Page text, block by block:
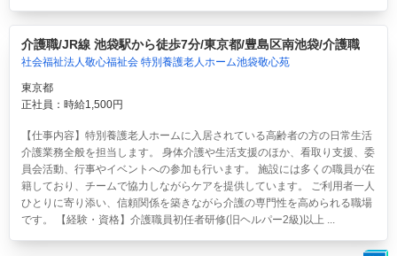
介護職/JR線 池袋駅から徒歩7分/東京都/豊島区南池袋/介護職
社会福祉法人敬心福祉会 特別養護老人ホーム池袋敬心苑
東京都
正社員：時給1,500円
【仕事内容】特別養護老人ホームに入居されている高齢者の方の日常生活
介護業務全般を担当します。 身体介護や生活支援のほか、看取り支援、委
員会活動、行事やイベントへの参加も行います。 施設には多くの職員が在
籍しており、チームで協力しながらケアを提供しています。 ご利用者一人
ひとりに寄り添い、信頼関係を築きながら介護の専門性を高められる職場
です。 【経験・資格】介護職員初任者研修(旧ヘルパー2級)以上 ...